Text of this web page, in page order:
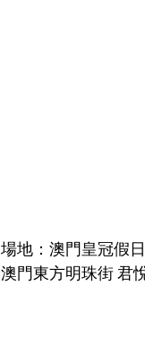
場地：澳門皇冠假
澳門東方明珠街 君